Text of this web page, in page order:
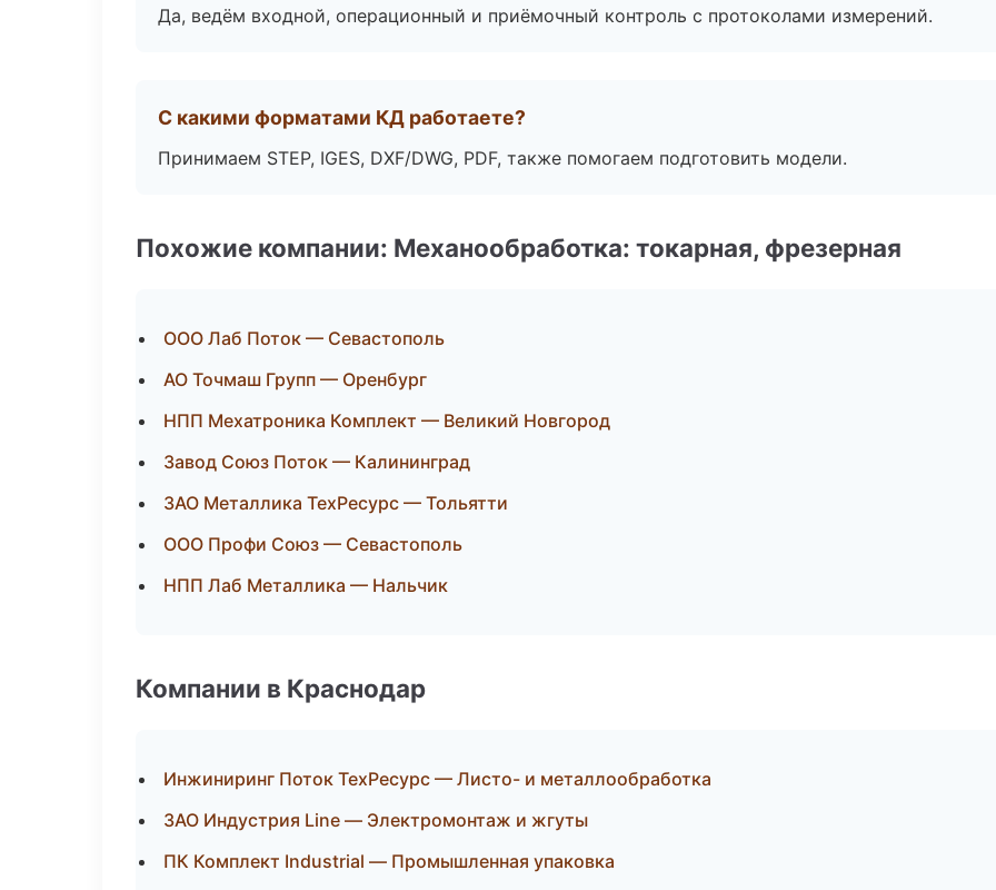
Да, ведём входной, операционный и приёмочный контроль с протоколами измерений.
С какими форматами КД работаете?
Принимаем STEP, IGES, DXF/DWG, PDF, также помогаем подготовить модели.
Похожие компании: Механообработка: токарная, фрезерная
ООО Лаб Поток — Севастополь
АО Точмаш Групп — Оренбург
НПП Мехатроника Комплект — Великий Новгород
Завод Союз Поток — Калининград
ЗАО Металлика ТехРесурс — Тольятти
ООО Профи Союз — Севастополь
НПП Лаб Металлика — Нальчик
Компании в Краснодар
Инжиниринг Поток ТехРесурс — Листо- и металлообработка
ЗАО Индустрия Line — Электромонтаж и жгуты
ПК Комплект Industrial — Промышленная упаковка